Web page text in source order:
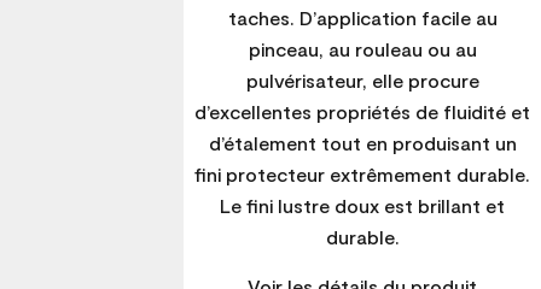
taches. D’application facile au
pinceau, au rouleau ou au
pulvérisateur, elle procure
d’excellentes propriétés de fluidité et
d’étalement tout en produisant un
fini protecteur extrêmement durable.
Le fini lustre doux est brillant et
durable.